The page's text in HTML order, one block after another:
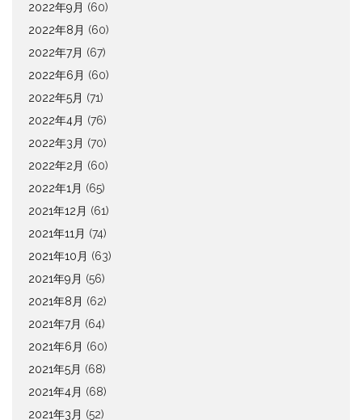
2022年9月 (60)
2022年8月 (60)
2022年7月 (67)
2022年6月 (60)
2022年5月 (71)
2022年4月 (76)
2022年3月 (70)
2022年2月 (60)
2022年1月 (65)
2021年12月 (61)
2021年11月 (74)
2021年10月 (63)
2021年9月 (56)
2021年8月 (62)
2021年7月 (64)
2021年6月 (60)
2021年5月 (68)
2021年4月 (68)
2021年3月 (52)